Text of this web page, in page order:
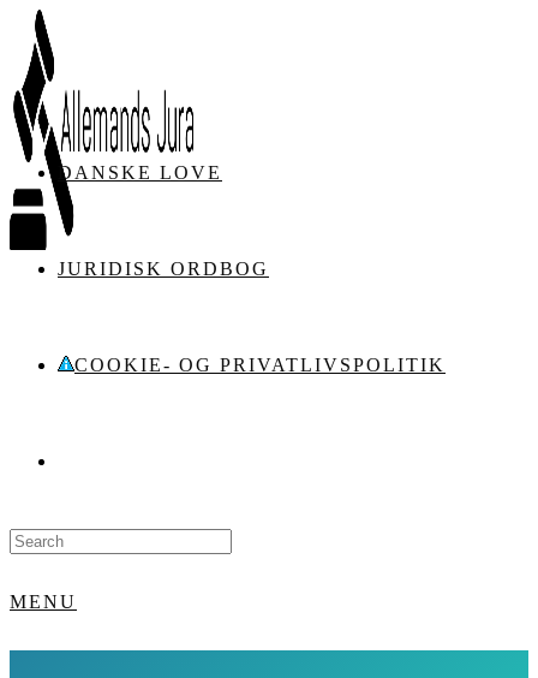
Skip
content
DANSKE LOVE
JURIDISK ORDBOG
COOKIE- OG PRIVATLIVSPOLITIK
Search
for:
MENU